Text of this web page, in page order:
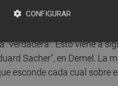
luce un
"verdadera". Esto viene a
Sacher", en Demel. La
esconde cada cual sobre
CONFIGURAR